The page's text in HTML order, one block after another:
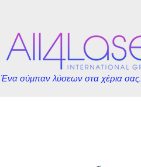
Ένα σύμπαν λύσεων στα χέρια σας.